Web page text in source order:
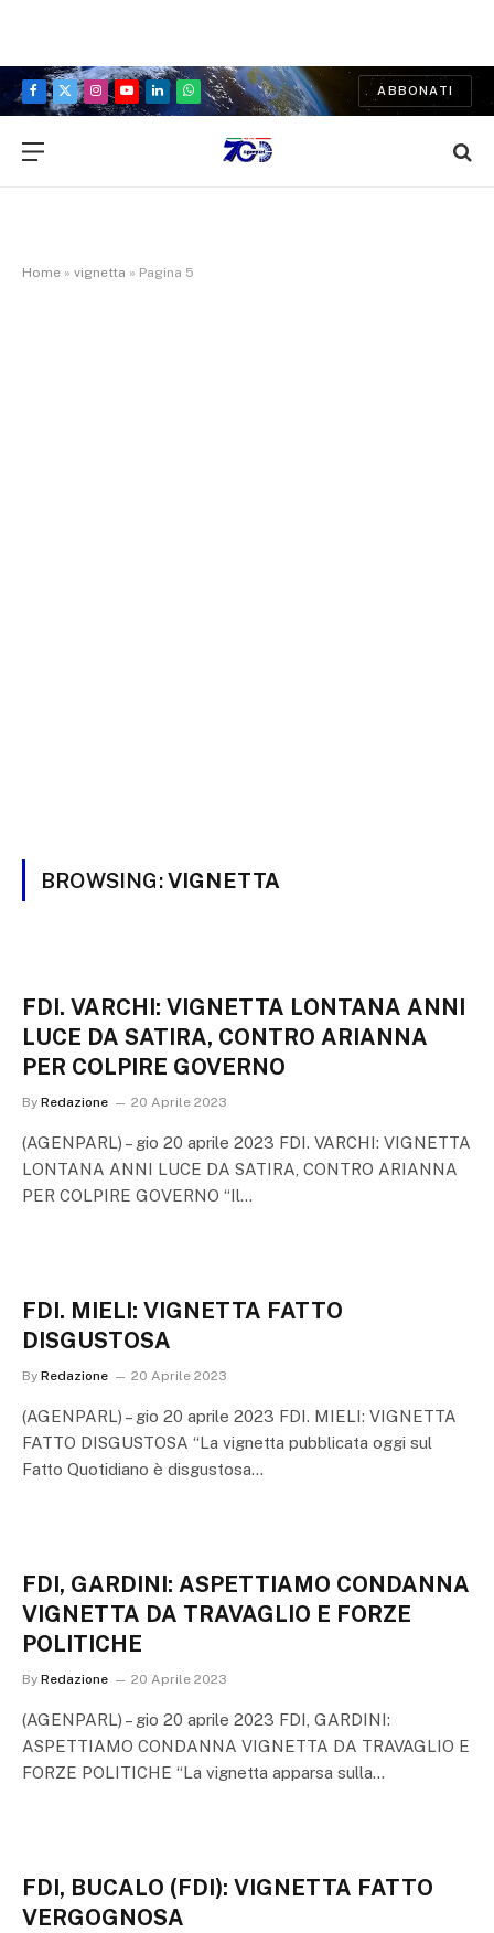
Facebook
X
Instagram
YouTubeLinkedInWhatsApp
ABBONATI
Home » vignetta » Pagina 5
BROWSING:VIGNETTA
FDI. VARCHI: VIGNETTA LONTANA ANNI
LUCE DA SATIRA, CONTRO ARIANNA
PER COLPIRE GOVERNO
By Redazione 20 Aprile 2023
(AGENPARL) – gio 20 aprile 2023 FDI. VARCHI: VIGNETTA
LONTANA ANNI LUCE DA SATIRA, CONTRO ARIANNA
PER COLPIRE GOVERNO “Il…
FDI. MIELI: VIGNETTA FATTO
DISGUSTOSA
By Redazione 20 Aprile 2023
(AGENPARL) – gio 20 aprile 2023 FDI. MIELI: VIGNETTA
FATTO DISGUSTOSA “La vignetta pubblicata oggi sul
Fatto Quotidiano è disgustosa…
FDI, GARDINI: ASPETTIAMO CONDANNA
VIGNETTA DA TRAVAGLIO E FORZE
POLITICHE
By Redazione 20 Aprile 2023
(AGENPARL) – gio 20 aprile 2023 FDI, GARDINI:
ASPETTIAMO CONDANNA VIGNETTA DA TRAVAGLIO E
FORZE POLITICHE “La vignetta apparsa sulla…
FDI, BUCALO (FDI): VIGNETTA FATTO
VERGOGNOSA